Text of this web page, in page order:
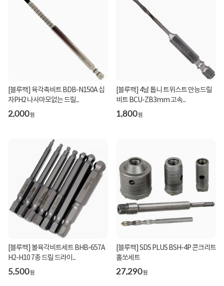
[블루팩] 육각축비트 BDB-N150A 십
자PH2 나사마모없는 드릴...
2,000원
[블루팩] 4날 톱니 트위스트 만능드릴
비트 BCU-ZB3mm 고속...
1,800원
[블루팩] 볼육각비트세트 BHB-657A
H2-H10 7종 드릴 드라이...
5,500원
[블루팩] SDS PLUS BSH-4P 콘크리트
홀쏘세트
27,290원